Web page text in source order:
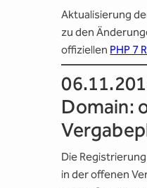
Aktualisierung
zu den
offiziellen PHP 7
Domain:
Die
in der offenen